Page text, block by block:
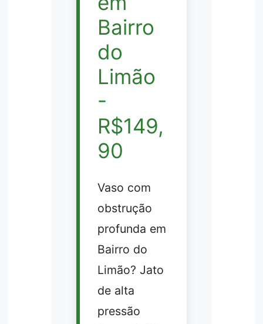
Bairro
do
Limão
-
R$149,
90
Vaso com
obstrução
profunda em
Bairro do
Limão? Jato
de alta
pressão